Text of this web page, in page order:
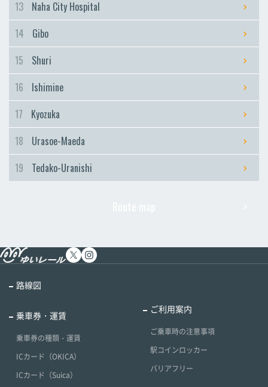
Tedako-Uranishi
Kyozuka
13
Naha City Hospital
14
Gibo
15
Shuri
16
Ishimine
17
Kyozuka
18
Urasoe-Maeda
19
Tedako-Uranishi
路線図
乗車券・運賃
乗車券の種類・運賃
ICカード（OKICA）
ICカード（Suica）
ご利用案内
ご乗車時の注意事項
駅コインロッカー
バリアフリー